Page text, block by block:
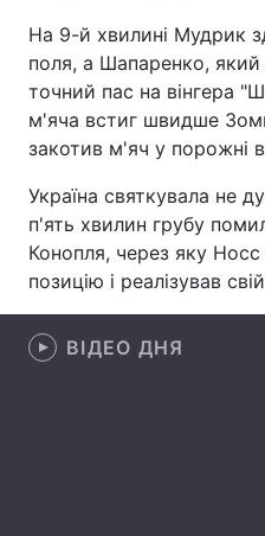
Спорт
Техно і зв'язок
Зброя
Здоров'я
Цікавинки
Екологія
Лонгріди
На 9-й хвилині Мудрик
поля, а Шапаренко, який
точний пас на вінгера
м'яча встиг швидше
закотив м'яч у порожні
Україна святкувала не
п'ять хвилин грубу
Конопля, через яку
позицію і реалізував
ВІДЕО ДНЯ